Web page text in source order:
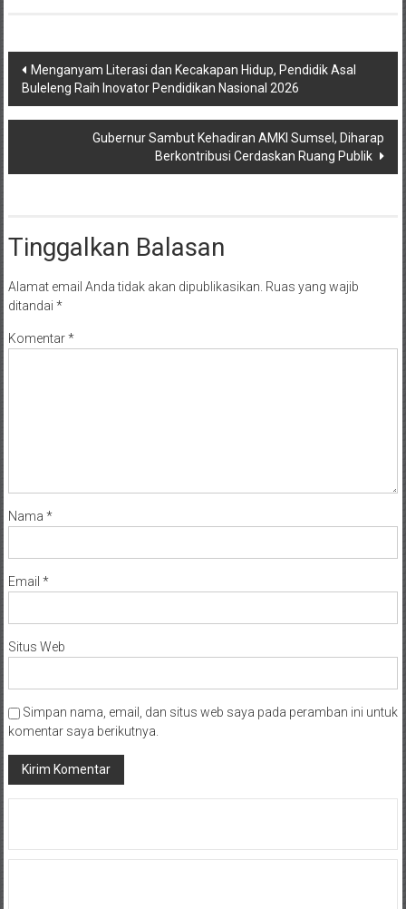
Navigasi
pos
Menganyam Literasi dan Kecakapan Hidup, Pendidik Asal
Buleleng Raih Inovator Pendidikan Nasional 2026
Gubernur Sambut Kehadiran AMKI Sumsel, Diharap
Berkontribusi Cerdaskan Ruang Publik
Tinggalkan Balasan
Alamat email Anda tidak akan dipublikasikan. Ruas yang wajib
ditandai *
Komentar*
Nama *
Email *
Situs Web
Simpan nama, email, dan situs web saya pada peramban ini untuk
komentar saya berikutnya.